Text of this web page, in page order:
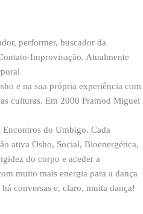
performer, buscador da
Improvisação. Atualmente
e na sua própria experiência com
culturas. Em 2000 Pramod Miguel
do Umbigo. Cada
ativa Osho, Social, Bioenergética,
do corpo e aceder a
muito mais energia para a dança
conversas e, claro, muita dança!